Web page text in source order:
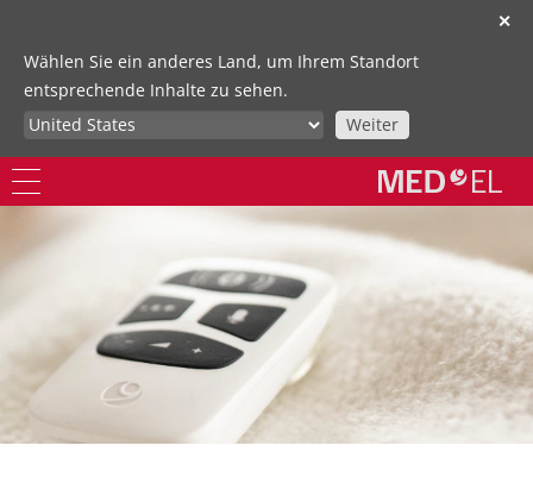
✕
Wählen Sie ein anderes Land, um Ihrem Standort
entsprechende Inhalte zu sehen.
Weiter